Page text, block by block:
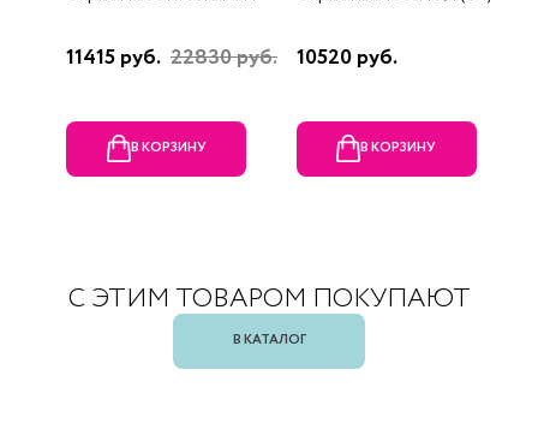
11415 руб. 22830 руб.
В КОРЗИНУ
10520 руб.
В КОРЗИНУ
С ЭТИМ ТОВАРОМ ПОКУПАЮТ
В КАТАЛОГ